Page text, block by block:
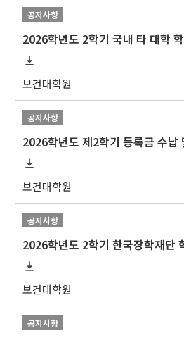
공지사항
2026학년도 2학기 국내 타 대학
보건대학원
공지사항
보건대학원
공지사항
보건대학원
공지사항